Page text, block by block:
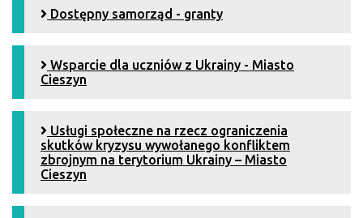
Dostępny samorząd - granty
Wsparcie dla uczniów z Ukrainy - Miasto
Cieszyn
Usługi społeczne na rzecz ograniczenia
skutków kryzysu wywołanego konfliktem
zbrojnym na terytorium Ukrainy – Miasto
Cieszyn